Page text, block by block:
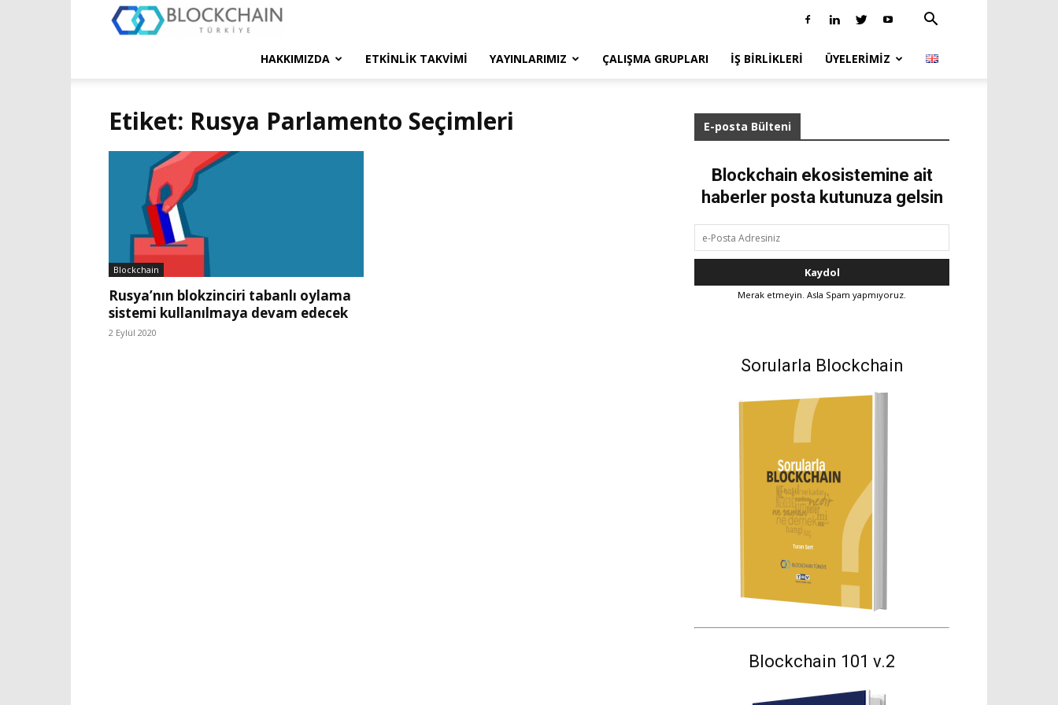
Türkiye
HAKKIMIZDA ETKINLIK TAKVIMI YAYINLARIMIZ ÇALIŞMA GRUPLARI İŞ BIRLIKLERI ÜYELERIMIZ
Etiket: Rusya Parlamento Seçimleri
Blockchain
Rusya’nın blokzinciri tabanlı oylama
sistemi kullanılmaya devam edecek
2 Eylül 2020
E-posta Bülteni
Blockchain ekosistemine ait
haberler posta kutunuza gelsin
Merak etmeyin. Asla Spam yapmıyoruz.
Sorularla Blockchain
Blockchain 101 v.2